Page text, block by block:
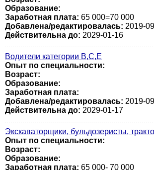
Образование:
Заработная плата: 65 000=70 000
Добавлена/редактировалась: 2019-
Действительна до: 2029-01-16
Водители категории В,С,Е
Опыт по специальности:
Возраст:
Образование:
Заработная плата:
Добавлена/редактировалась: 2019-
Действительна до: 2029-01-17
Экскаваторщики, бульдозеристы,
Опыт по специальности:
Возраст:
Образование:
Заработная плата: 65 000- 70 000